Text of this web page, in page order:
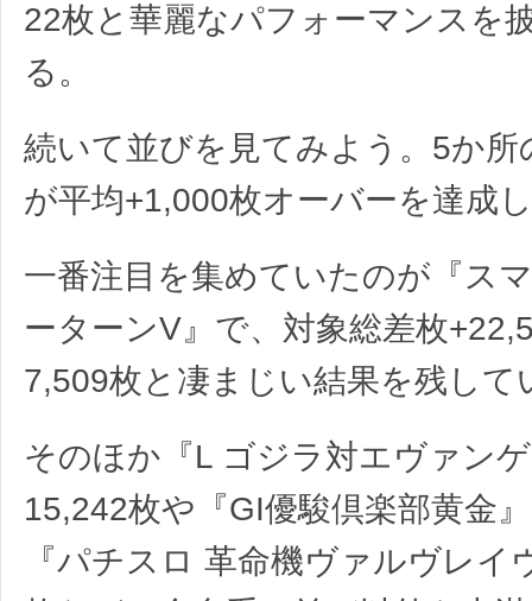
22枚と華麗なパフォーマンスを
る。
続いて並びを見てみよう。5か所
が平均+1,000枚オーバーを達成
一番注目を集めていたのが『ス
ーターンV』で、対象総差枚
7,509枚と凄まじい結果を残して
そのほか『L ゴジラ対エヴァン
15,242枚や『GI優駿倶楽部黄金
『パチスロ 革命機ヴァルヴレイ